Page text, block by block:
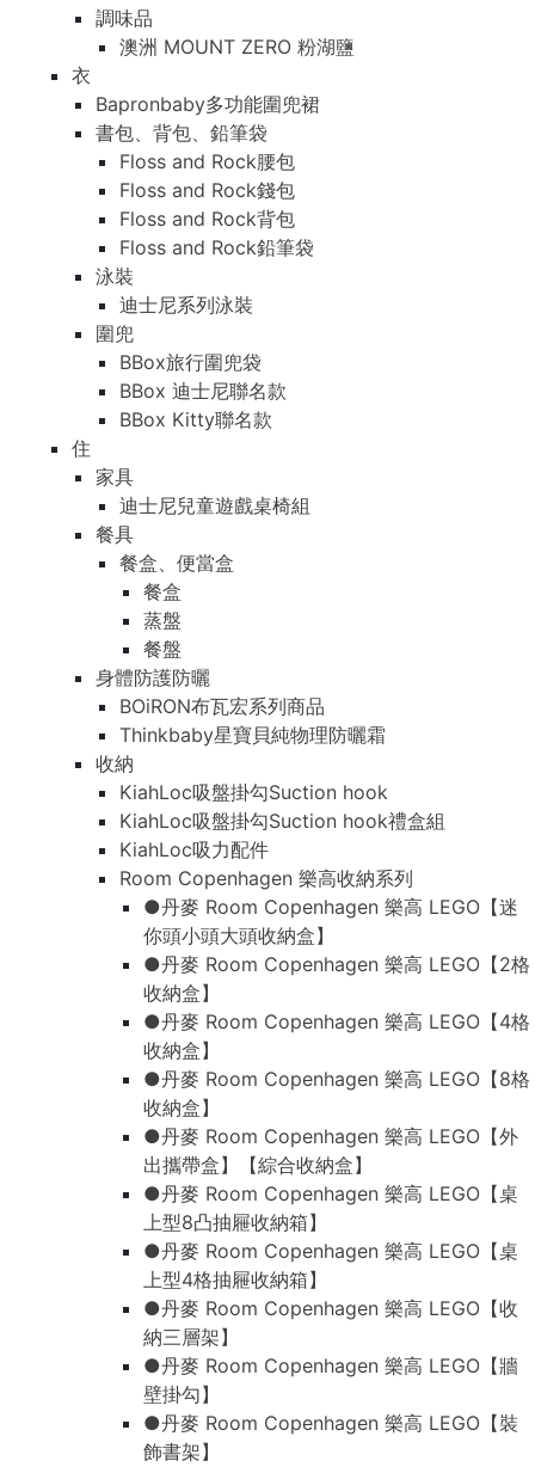
調味品
澳洲 MOUNT ZERO 粉湖鹽
衣
Bapronbaby多功能圍兜裙
書包、背包、鉛筆袋
Floss and Rock腰包
Floss and Rock錢包
Floss and Rock背包
Floss and Rock鉛筆袋
泳裝
迪士尼系列泳裝
圍兜
BBox旅行圍兜袋
BBox 迪士尼聯名款
BBox Kitty聯名款
住
家具
迪士尼兒童遊戲桌椅組
餐具
餐盒、便當盒
餐盒
蒸盤
餐盤
身體防護防曬
BOiRON布瓦宏系列商品
Thinkbaby星寶貝純物理防曬霜
收納
KiahLoc吸盤掛勾Suction hook
KiahLoc吸盤掛勾Suction hook禮盒組
KiahLoc吸力配件
Room Copenhagen 樂高收納系列
●丹麥 Room Copenhagen 樂高 LEGO【迷
你頭小頭大頭收納盒】
●丹麥 Room Copenhagen 樂高 LEGO【2格
收納盒】
●丹麥 Room Copenhagen 樂高 LEGO【4格
收納盒】
●丹麥 Room Copenhagen 樂高 LEGO【8格
收納盒】
●丹麥 Room Copenhagen 樂高 LEGO【外
出攜帶盒】【綜合收納盒】
●丹麥 Room Copenhagen 樂高 LEGO【桌
上型8凸抽屜收納箱】
●丹麥 Room Copenhagen 樂高 LEGO【桌
上型4格抽屜收納箱】
●丹麥 Room Copenhagen 樂高 LEGO【收
納三層架】
●丹麥 Room Copenhagen 樂高 LEGO【牆
壁掛勾】
●丹麥 Room Copenhagen 樂高 LEGO【裝
飾書架】